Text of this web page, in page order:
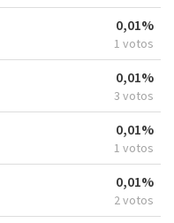
0,01%
1 votos
0,01%
3 votos
0,01%
1 votos
0,01%
2 votos